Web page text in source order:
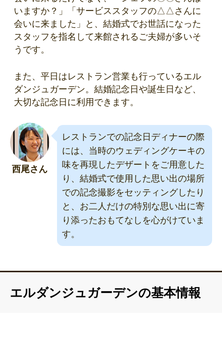
いますか？」「サービススタッフの△△さんに
会いに来ました」と、結婚式でお世話になった
スタッフを指名して来館されるご夫婦が多いそ
うです。
また、平日はレストラン営業も行っているエル
ダンジュガーデン。結婚記念日や誕生日など、
大切な記念日に利用できます。
西尾さん
レストランでの記念日ディナーの際
には、当時のウェディングケーキの
味を再現したデザートをご用意した
り、結婚式で使用した思い出の場所
での記念撮影をセッティングしたり
と、お二人だけの特別な思い出に寄
り添ったおもてなしを心がけていま
す。
エルダンジュガーデンの基本情報